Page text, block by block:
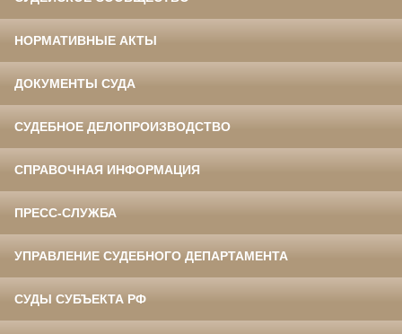
НОРМАТИВНЫЕ АКТЫ
ДОКУМЕНТЫ СУДА
СУДЕБНОЕ ДЕЛОПРОИЗВОДСТВО
СПРАВОЧНАЯ ИНФОРМАЦИЯ
ПРЕСС-СЛУЖБА
УПРАВЛЕНИЕ СУДЕБНОГО ДЕПАРТАМЕНТА
СУДЫ СУБЪЕКТА РФ